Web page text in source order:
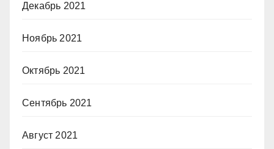
Декабрь 2021
Ноябрь 2021
Октябрь 2021
Сентябрь 2021
Август 2021